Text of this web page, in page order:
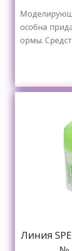
особна
ормы.
Линия